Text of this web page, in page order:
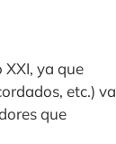
ya que
etc.) va
que